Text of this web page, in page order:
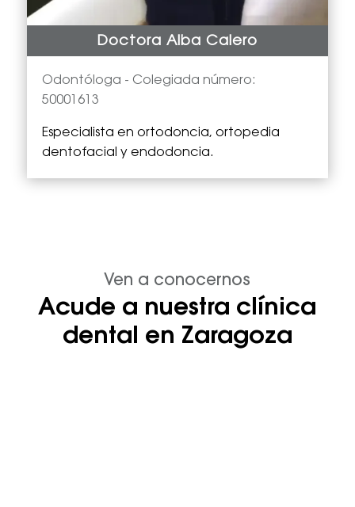
Doctora Alba Calero
Odontóloga - Colegiada número:
50001613
Especialista en ortodoncia, ortopedia
dentofacial y endodoncia.
Ven a conocernos
Acude a nuestra clínica
dental en Zaragoza